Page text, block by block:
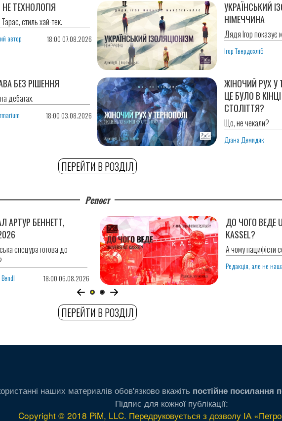
ТЕХНОЛОГІЯ
стиль хай-тек.
автор 18:00 07.08.2026
УКРАЇНСЬКИЙ
НІМЕЧЧИНА
Дядя Ігор показує
Ігор Твердохліб
БЕЗ РІШЕННЯ
дебатах.
18:00 03.08.2026
ЖІНОЧИЙ РУХ У
ЦЕ БУЛО В КІНЦІ
СТОЛІТТЯ?
Що, не чекали?
Діана Демидяк
ПЕРЕЙТИ В РОЗДІЛ
Репост
АРТУР БЕННЕТТ,
спецура готова до
18:00 06.08.2026
ДО ЧОГО ВЕДЕ
KASSEL?
А чому пацифісти
Редакція, але не
ПЕРЕЙТИ В РОЗДІЛ
наших материалів обов'язково вкажіть постійне посилання
Підпис для кожної публікації:
Copyright © 2018 PiM, LLC. Передруковується з дозволу ІА